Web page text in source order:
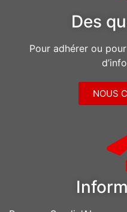
Des
Pour adhérer ou
NOUS